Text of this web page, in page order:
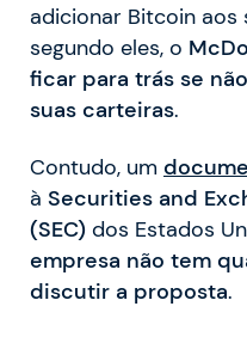
adicionar Bitcoin aos
segundo eles, o
ficar para trás se
suas carteiras.
Contudo, um
à Securities and
(SEC) dos Estados
empresa não tem
discutir a proposta.